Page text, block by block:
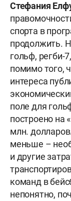
Стефания
спорта в
продолжить.
гольф, регби-
помимо того,
интереса
поле для
построено на
млн.
меньше –
и другие
команд в
непонятно,